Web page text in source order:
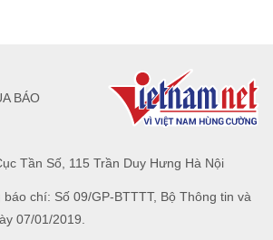
Tần Số, 115 Trần Duy Hưng Hà Nội
chí: Số 09/GP-BTTTT, Bộ Thông tin và
07/01/2019.
BÁO